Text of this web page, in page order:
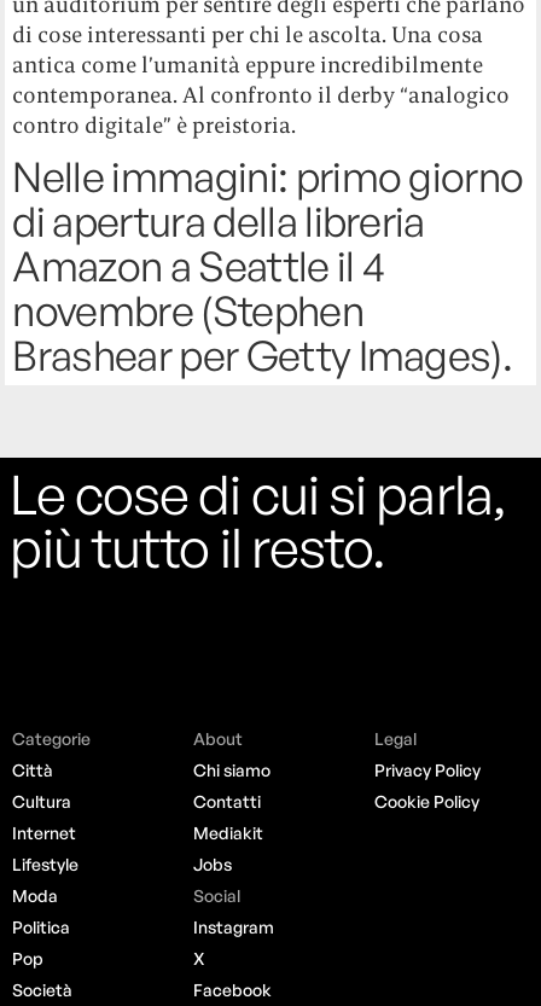
di cose interessanti per chi le ascolta. Una cosa
antica come l’umanità eppure incredibilmente
contemporanea. Al confronto il derby “analogico
contro digitale” è preistoria.
Nelle immagini: primo giorno
di apertura della libreria
Amazon a Seattle il 4
novembre (Stephen
Brashear per Getty Images).
Le cose di cui si parla,
più tutto il resto.
Categorie
Città
Cultura
Internet
Lifestyle
Moda
Politica
Pop
Società
About
Chi siamo
Contatti
Mediakit
Jobs
Social
Instagram
X
Facebook
Legal
Privacy Policy
Cookie Policy